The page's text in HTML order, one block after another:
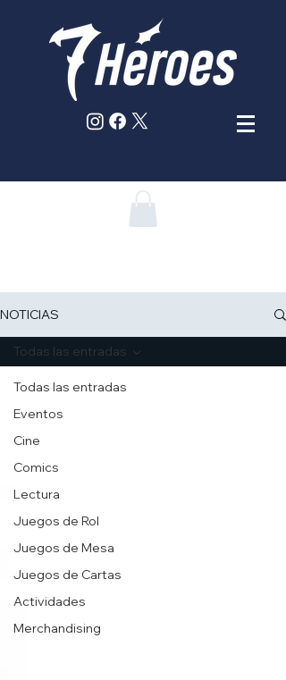
NOTICIAS
Todas las entradas
Eventos
Cine
Comics
Lectura
Juegos de Rol
Juegos de Mesa
Juegos de Cartas
Actividades
Merchandising
Todas las entradas